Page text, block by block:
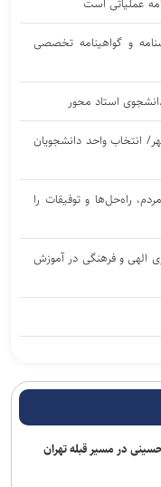
عملیاتی است
و گواهینامه تخصصی
استاد محور
انتخاب واحد دانشجویان
راه‌حل‌ها و توفیقات را
الهی و فرهنگی در آموزش
از ۲۴ مرداد
حوزه پزشکی/ فراخوان
در مسیر قبله تهران